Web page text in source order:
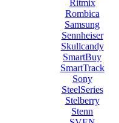
Ritmix
Rombica
Samsung
Sennheiser
Skullcandy
SmartBuy
SmartTrack
Sony
SteelSeries
Stelberry
Stenn